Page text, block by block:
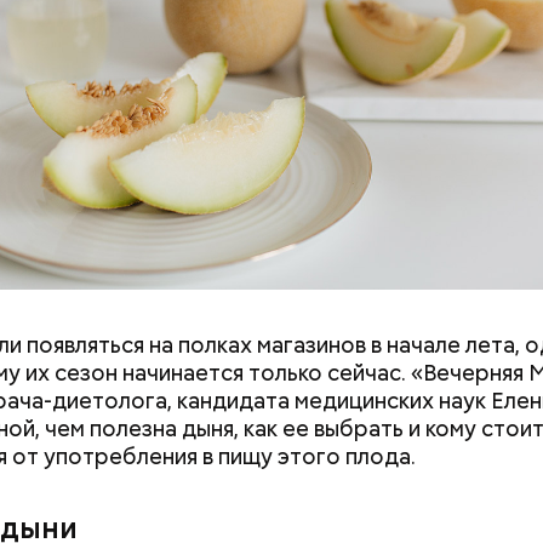
пьяного
появляться на полках магазинов в начале лета,
их сезон начинается только сейчас. «Вечерняя
диетолога, кандидата медицинских наук
чем полезна дыня, как ее выбрать и кому стоит
от употребления в пищу этого плода.